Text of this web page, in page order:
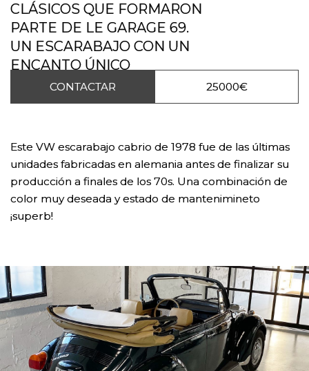
CLÁSICOS QUE FORMARON
PARTE DE LE GARAGE 69.
UN ESCARABAJO CON UN
ENCANTO ÚNICO
CONTACTAR 25000€
Este VW escarabajo cabrio de 1978 fue de las últimas
unidades fabricadas en alemania antes de finalizar su
producción a finales de los 70s. Una combinación de
color muy deseada y estado de mantenimineto
¡superb!